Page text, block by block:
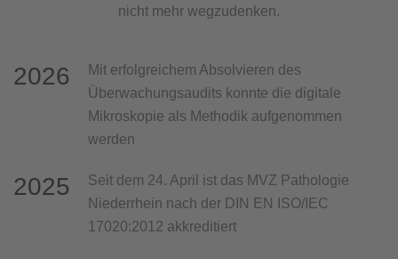
nicht mehr wegzudenken.
2026
Mit erfolgreichem Absolvieren des
Überwachungsaudits konnte die digitale
Mikroskopie als Methodik aufgenommen
werden
2025
Seit dem 24. April ist das MVZ Pathologie
Niederrhein nach der DIN EN ISO/IEC
17020:2012 akkreditiert